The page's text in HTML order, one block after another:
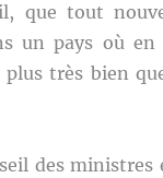
que tout
un pays où en
très bien
des ministres